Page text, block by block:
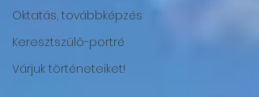
Oktatás, továbbképzés
Keresztszülő-portré
Várjuk történeteiket!